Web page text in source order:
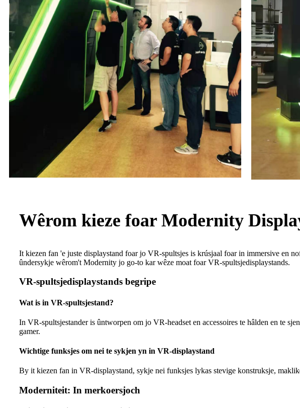
Wêrom kieze foar Modernity
It kiezen fan 'e juste displaystand foar jo VR-spultsjes is krúsjaal foar in immersive en
ûndersykje wêrom't Modernity jo go-to kar wêze moat foar VR-spultsjedisplaystands.
VR-spultsjedisplaystands begripe
Wat is in VR-spultsjestand?
In VR-spultsjestander is ûntworpen om jo VR-headset en accessoires te hâlden en te
gamer.
Wichtige funksjes om nei te sykjen yn in VR-displaystand
By it kiezen fan in VR-displaystand, sykje nei funksjes lykas stevige konstruksje,
Moderniteit: In merkoersjoch